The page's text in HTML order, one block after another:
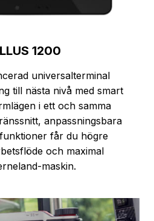
1200
universalterminal
till nästa nivå med smart
i ett och samma
anpassningsbara
får du högre
och maximal
maskin.